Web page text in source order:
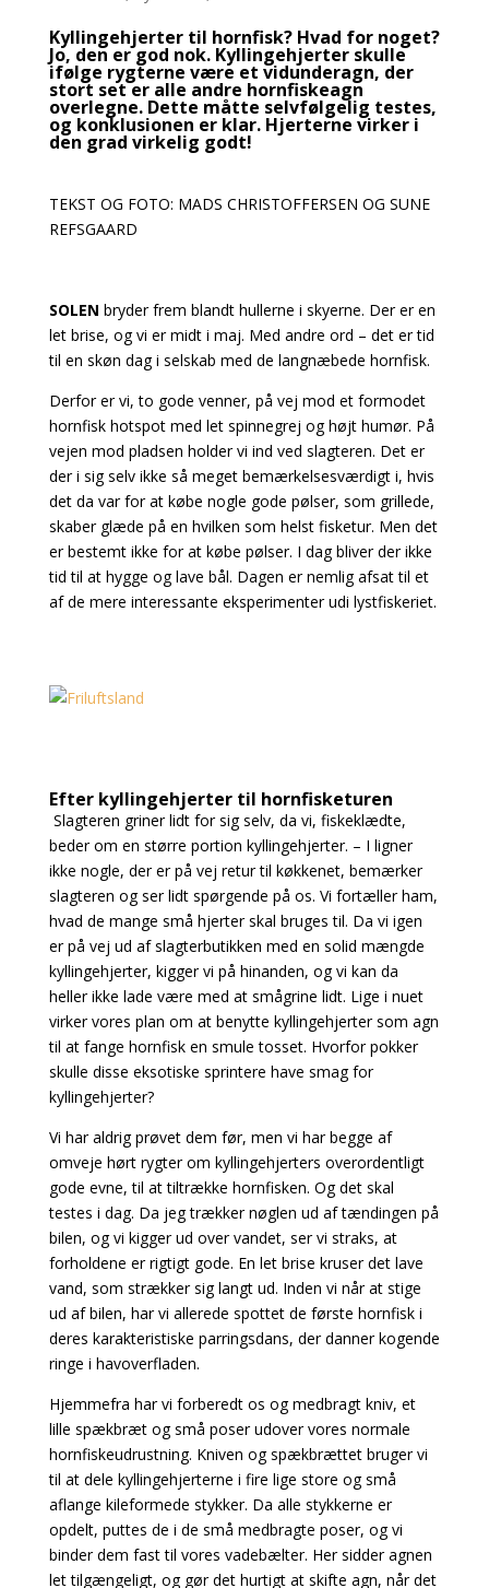
Kyllingehjerter til hornfisk? Hvad for noget?
Jo, den er god nok. Kyllingehjerter skulle
ifølge rygterne være et vidunderagn, der
stort set er alle andre hornfiskeagn
overlegne. Dette måtte selvfølgelig testes,
og konklusionen er klar. Hjerterne virker i
den grad virkelig godt!
TEKST OG FOTO: MADS CHRISTOFFERSEN OG SUNE
REFSGAARD
SOLEN bryder frem blandt hullerne i skyerne. Der er en
let brise, og vi er midt i maj. Med andre ord – det er tid
til en skøn dag i selskab med de langnæbede hornfisk.
Derfor er vi, to gode venner, på vej mod et formodet
hornfisk hotspot med let spinnegrej og højt humør. På
vejen mod pladsen holder vi ind ved slagteren. Det er
der i sig selv ikke så meget bemærkelsesværdigt i, hvis
det da var for at købe nogle gode pølser, som grillede,
skaber glæde på en hvilken som helst fisketur. Men det
er bestemt ikke for at købe pølser. I dag bliver der ikke
tid til at hygge og lave bål. Dagen er nemlig afsat til et
af de mere interessante eksperimenter udi lystfiskeriet.
Efter kyllingehjerter til hornfisketuren
Slagteren griner lidt for sig selv, da vi, fiskeklædte,
beder om en større portion kyllingehjerter. – I ligner
ikke nogle, der er på vej retur til køkkenet, bemærker
slagteren og ser lidt spørgende på os. Vi fortæller ham,
hvad de mange små hjerter skal bruges til. Da vi igen
er på vej ud af slagterbutikken med en solid mængde
kyllingehjerter, kigger vi på hinanden, og vi kan da
heller ikke lade være med at smågrine lidt. Lige i nuet
virker vores plan om at benytte kyllingehjerter som agn
til at fange hornfisk en smule tosset. Hvorfor pokker
skulle disse eksotiske sprintere have smag for
kyllingehjerter?
Vi har aldrig prøvet dem før, men vi har begge af
omveje hørt rygter om kyllingehjerters overordentligt
gode evne, til at tiltrække hornfisken. Og det skal
testes i dag. Da jeg trækker nøglen ud af tændingen på
bilen, og vi kigger ud over vandet, ser vi straks, at
forholdene er rigtigt gode. En let brise kruser det lave
vand, som strækker sig langt ud. Inden vi når at stige
ud af bilen, har vi allerede spottet de første hornfisk i
deres karakteristiske parringsdans, der danner kogende
ringe i havoverfladen.
Hjemmefra har vi forberedt os og medbragt kniv, et
lille spækbræt og små poser udover vores normale
hornfiskeudrustning. Kniven og spækbrættet bruger vi
til at dele kyllingehjerterne i fire lige store og små
aflange kileformede stykker. Da alle stykkerne er
opdelt, puttes de i de små medbragte poser, og vi
binder dem fast til vores vadebælter. Her sidder agnen
let tilgængeligt, og gør det hurtigt at skifte agn, når det